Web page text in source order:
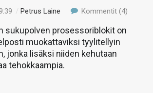
/ Petrus Laine Kommentit (4)
sukupolven prosessoriblokit on
muokattaviksi tyylitellyin
jonka lisäksi niiden kehutaan
tehokkaampia.